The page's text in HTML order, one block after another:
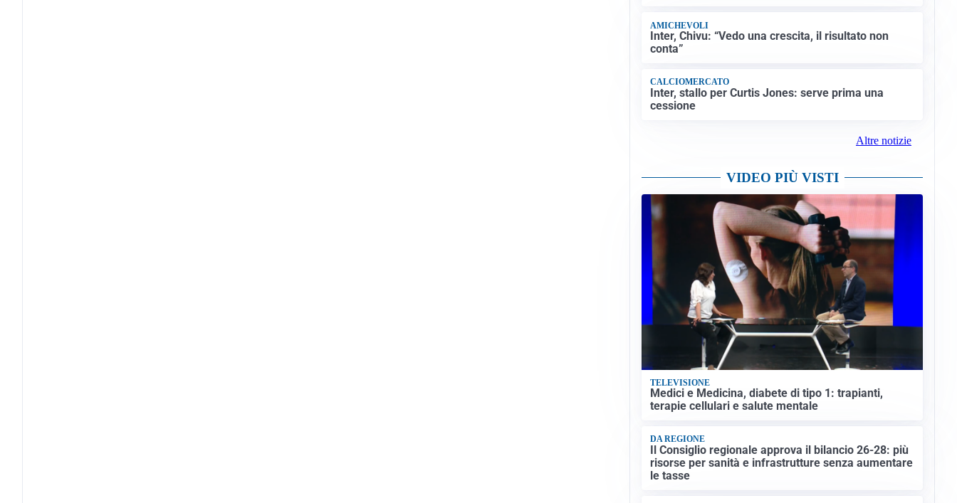
AMICHEVOLI
Inter, Chivu: “Vedo una crescita, il risultato non
conta”
CALCIOMERCATO
Inter, stallo per Curtis Jones: serve prima una
cessione
Altre notizie
VIDEO PIÙ VISTI
TELEVISIONE
Medici e Medicina, diabete di tipo 1: trapianti,
terapie cellulari e salute mentale
DA REGIONE
Il Consiglio regionale approva il bilancio 26-28: più
risorse per sanità e infrastrutture senza aumentare
le tasse